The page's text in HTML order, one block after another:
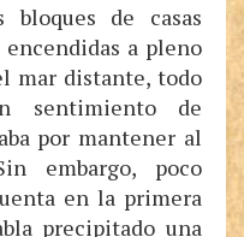
de casas
a pleno
mar distante, todo
sentimiento de
por mantener al
embargo, poco
en la primera
precipitado una